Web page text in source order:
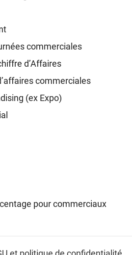
commerciales
d’Affaires
commerciales
(ex Expo)
pour commerciaux